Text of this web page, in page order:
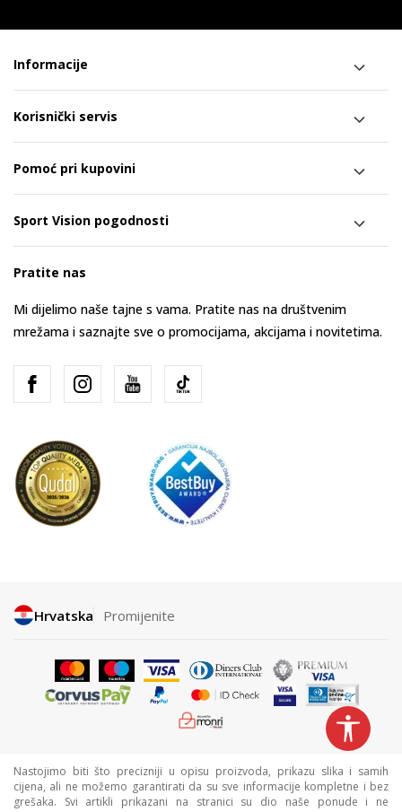
Informacije
Korisnički servis
Pomoć pri kupovini
Sport Vision pogodnosti
Pratite nas
Mi dijelimo naše tajne s vama. Pratite nas na društvenim
mrežama i saznajte sve o promocijama, akcijama i novitetima.
Hrvatska Promijenite
Nastojimo biti što precizniji u opisu proizvoda, prikazu slika i samih
cijena, ali ne možemo garantirati da su sve informacije kompletne i bez
grešaka. Svi artikli prikazani na stranici su dio naše ponude i ne